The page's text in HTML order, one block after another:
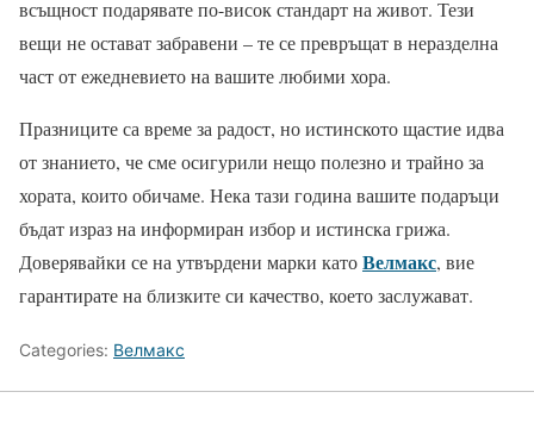
всъщност подарявате по-висок стандарт на живот. Тези
вещи не остават забравени – те се превръщат в неразделна
част от ежедневието на вашите любими хора.
Празниците са време за радост, но истинското щастие идва
от знанието, че сме осигурили нещо полезно и трайно за
хората, които обичаме. Нека тази година вашите подаръци
бъдат израз на информиран избор и истинска грижа.
Доверявайки се на утвърдени марки катоВелмакс, вие
гарантирате на близките си качество, което заслужават.
Categories: Велмакс